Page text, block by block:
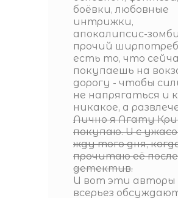
боёвки, любовные
интрижки,
апокалипсис-
прочий
есть то, что
покупаешь на
дорогу - чтобы
не напрягаться и
никакое, а
Лично я Агату
покупаю. И с
жду того дня,
прочитаю её
детектив.
И вот эти авторы
всерьез